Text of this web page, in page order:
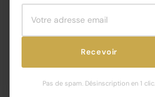
Recevoir
Pas de spam. Désinscription en 1 clic.